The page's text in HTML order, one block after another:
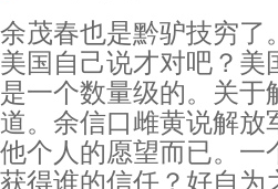
余茂春也是黔驴技穷了
美国自己说才对吧？美
是一个数量级的。关于
道。余信口雌黄说解放
他个人的愿望而已。一
获得谁的信任？好自为